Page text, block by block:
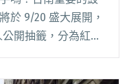
於 9/20 盛大展開，
開抽籤，分為紅、
賽者以自選曲目，